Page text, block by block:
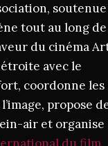
soutenue
tout au long de
du cinéma
avec le
coordonne les
propose
air et organise